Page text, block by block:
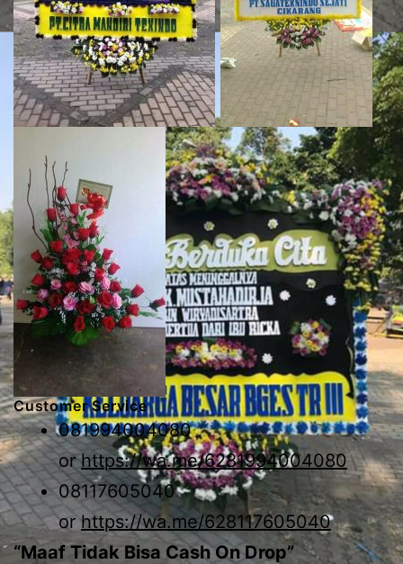
Customer Service
081994004080
orhttps://wa.me/6281994004080
08117605040
orhttps://wa.me/628117605040
“Maaf Tidak Bisa Cash On Drop”